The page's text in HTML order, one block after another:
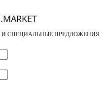
И СПЕЦИАЛЬНЫЕ ПРЕДЛОЖЕНИЯ